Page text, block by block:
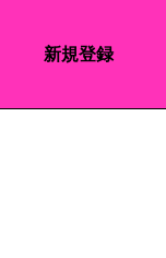
新規登録